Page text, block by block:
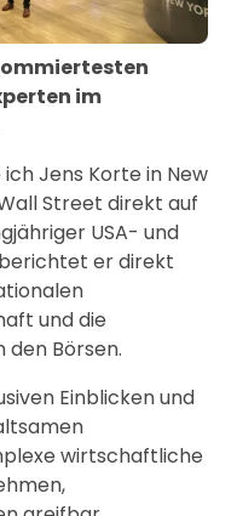
im
Jens Korte in New
Street direkt auf
USA- und
er direkt
und die
Börsen.
Einblicken und
wirtschaftliche